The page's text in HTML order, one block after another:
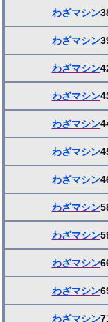
わざマシン
わざマシン
わざマシン
わざマシン
わざマシン
わざマシン
わざマシン
わざマシン
わざマシン
わざマシン
わざマシン
わざマシン